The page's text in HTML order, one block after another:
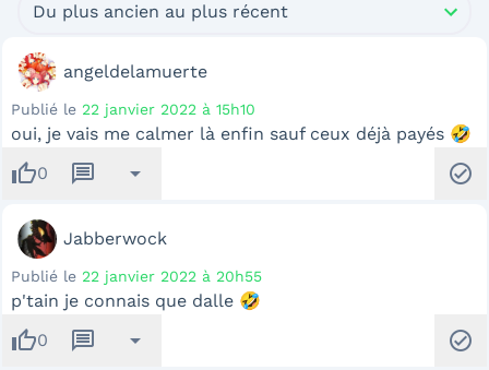
Du plus ancien au plus récent
angeldelamuerte
Publié le 22 janvier 2022 à 15h10
oui, je vais me calmer là enfin sauf ceux déjà payés 🤣
thumb_up0 message arrow_drop_down check_circle
Jabberwock
Publié le 22 janvier 2022 à 20h55
p'tain je connais que dalle 🤣
thumb_up0 message arrow_drop_down check_circle